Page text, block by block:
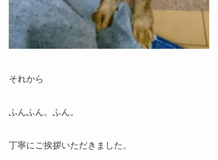
それから
ふんふん。ふん。
丁寧にご挨拶いただきました。